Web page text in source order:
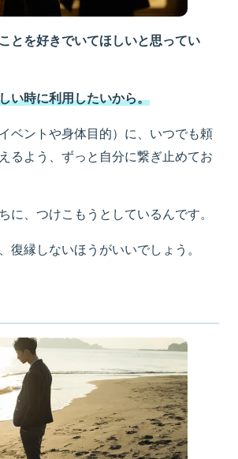
とを好きでいてほしいと思ってい
い時に利用したいから。
ベントや身体目的）に、いつでも頼
るよう、ずっと自分に繋ぎ止めてお
に、つけこもうとしているんです。
復縁しないほうがいいでしょう。